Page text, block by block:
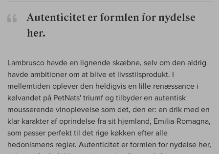
Autenticitet er formlen for nydelse
her.
Lambrusco havde en lignende skæbne, selv om den aldrig
havde ambitioner om at blive et livsstilsprodukt. I
mellemtiden oplever den heldigvis en lille renæssance i
kølvandet på PetNats' triumf og tilbyder en autentisk
mousserende vinoplevelse som det, den er: en drik med en
klar karakter af oprindelse fra sit hjemland, Emilia-Romagna,
som passer perfekt til det rige køkken efter alle
hedonismens regler. Autenticitet er formlen for nydelse her,